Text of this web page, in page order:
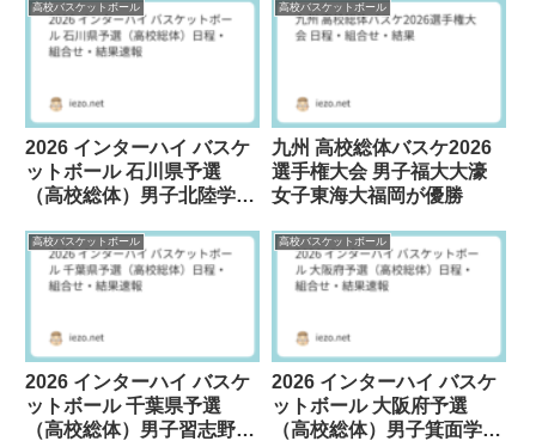
高校バスケットボール
2026 インターハイ バスケ
ットボール 石川県予選
（高校総体）男子北陸学院
高校バスケットボール
九州 高校総体バスケ2026
選手権大会 男子福大大濠
女子東海大福岡が優勝
高校バスケットボール
2026 インターハイ バスケ
ットボール 千葉県予選
（高校総体）男子習志野
高校バスケットボール
2026 インターハイ バスケ
ットボール 大阪府予選
（高校総体）男子箕面学園